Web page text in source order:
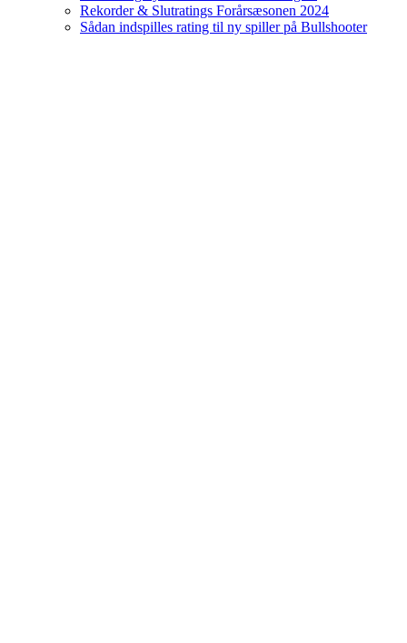
Rekorder & Slutratings Forårsæsonen 2024
Sådan indspilles rating til ny spiller på Bullshooter